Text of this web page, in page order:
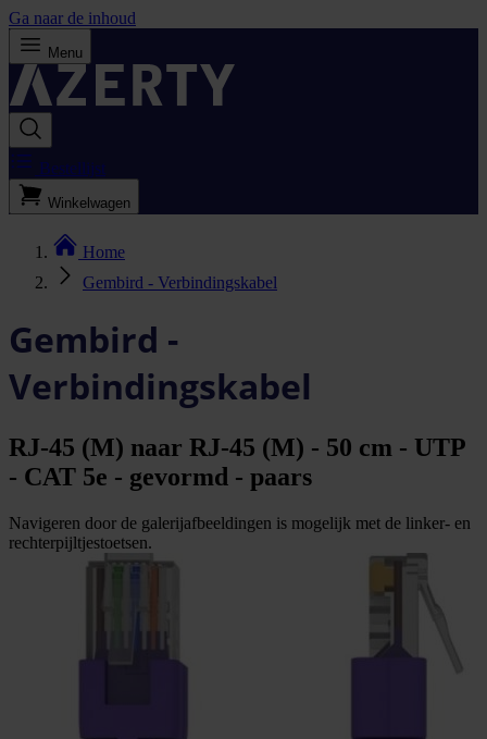
Ga naar de inhoud
Menu
Bestellijst
Winkelwagen
Home
Gembird - Verbindingskabel
Gembird -
Verbindingskabel
RJ-45 (M) naar RJ-45 (M) - 50 cm - UTP
- CAT 5e - gevormd - paars
Navigeren door de galerijafbeeldingen is mogelijk met de linker- en
rechterpijltjestoetsen.